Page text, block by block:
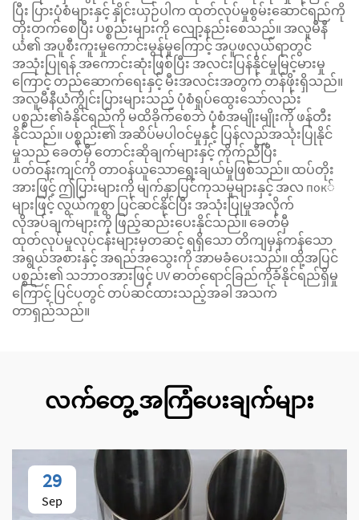
ပြီး ပြားပုံစံများနှင့် နှိုင်းယှဉ်ပါက ထုတ်လုပ်မှုစွမ်းဆောင်ရည်ကို
တိုးတက်စေပြီး ပစ္စည်းများကို လျော့နည်းစေသည်။ အလူမီနီ
ယံ၏ အပူစီးကူးမှုကောင်းမွန်မှုကြောင့် အပူဖလှယ်ရာတွင်
အသုံးပြုရန် အကောင်းဆုံးဖြစ်ပြီး အလင်းပြန်နိုင်မှုမြင့်မားမှု
ကြောင့် တည်ဆောက်ရေးနှင့် မီးအလင်းအတွက် တန်ဖိုးရှိသည်။
အလူမီနီယံကွိုင်းပြားများသည် ပုံစံရှုပ်ထွေးသော်လည်း
ပစ္စည်း၏ခံနိုင်ရည်ကို မထိခိုက်စေဘဲ ပုံစံအမျိုးမျိုးကို ဖန်တီး
နိုင်သည်။ ပစ္စည်း၏ အဆိပ်မပါဝင်မှုနှင့် ပြန်လည်အသုံးပြုနိုင်
မှုသည် ခေတ်မှီ တောင်းဆိုချက်များနှင့် ကိုက်ညီပြီး
ပတ်ဝန်းကျင်ကို တာဝန်ယူသောရွေးချယ်မှုဖြစ်သည်။ ထပ်တိုး
အားဖြင့် ဤပြားများကို မျက်နှာပြင်ကုသမှုများနှင့် အလ пок်
များဖြင့် လွယ်ကူစွာ ပြင်ဆင်နိုင်ပြီး အသုံးပြုမှုအလိုက်
လိုအပ်ချက်များကို ဖြည့်ဆည်းပေးနိုင်သည်။ ခေတ်မှီ
ထုတ်လုပ်မှုလုပ်ငန်းများမှတဆင့် ရရှိသော တိကျမှန်ကန်သော
အရွယ်အစားနှင့် အရည်အသွေးကို အာမခံပေးသည်။ ထို့အပြင်
ပစ္စည်း၏ သဘာဝအားဖြင့် UV ဓာတ်ရောင်ခြည်ကိုခံနိုင်ရည်ရှိမှု
ကြောင့် ပြင်ပတွင် တပ်ဆင်ထားသည့်အခါ အသက်
တာရှည်သည်။
လက်တွေ့ အကြံပေးချက်များ
29
Sep